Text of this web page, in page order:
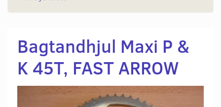
Bagtandhjul Maxi P &
K 45T, FAST ARROW